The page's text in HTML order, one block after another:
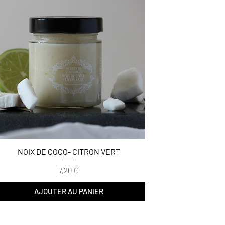
NOIX DE COCO- CITRON VERT
Prix
7,20 €
AJOUTER AU PANIER